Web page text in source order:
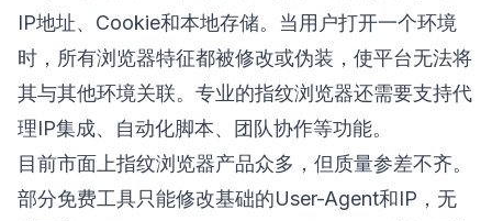
IP地址、Cookie和本地存储。当用户打开一个环境
时，所有浏览器特征都被修改或伪装，使平台无法将
其与其他环境关联。专业的指纹浏览器还需要支持代
理IP集成、自动化脚本、团队协作等功能。
目前市面上指纹浏览器产品众多，但质量参差不齐。
部分免费工具只能修改基础的User-Agent和IP，无